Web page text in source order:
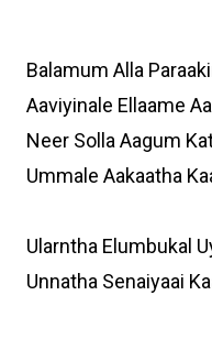
Balamum Alla
Aaviyinale Ellaame
Neer Solla Aagum
Ummale Aakaatha
Ularntha Elumbukal
Unnatha Senaiyaai